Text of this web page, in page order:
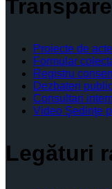
Proiecte de
Formular
Registru
Dezbateri
Consultari
Video Şedinţe
Legături